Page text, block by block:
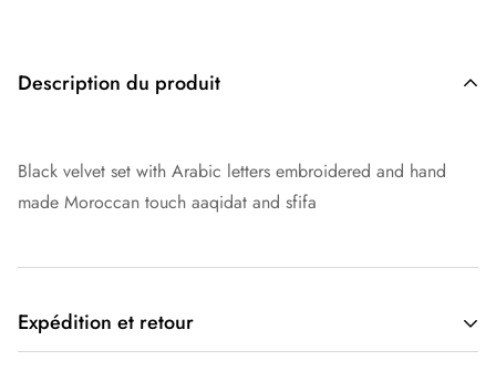
Description du produit
Black velvet set with Arabic letters embroidered and hand
made Moroccan touch aaqidat and sfifa
Expédition et retour